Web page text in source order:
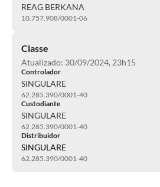
REAG BERKANA
10.757.908/0001-06
Classe
Atualizado: 30/09/2024, 23h15
Controlador
SINGULARE
62.285.390/0001-40
Custodiante
SINGULARE
62.285.390/0001-40
Distribuidor
SINGULARE
62.285.390/0001-40